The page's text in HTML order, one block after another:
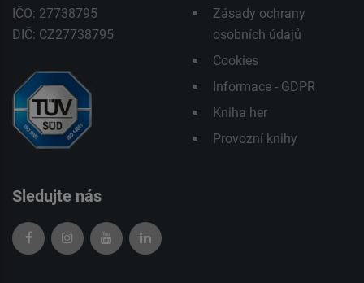
IČO: 27738795
DIČ: CZ27738795
Zásady ochrany
osobních údajů
Cookies
Informace - GDPR
Kniha her
Provozní knihy
Sledujte nás